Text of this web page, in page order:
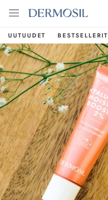
UUTUUDET BESTSELLERIT